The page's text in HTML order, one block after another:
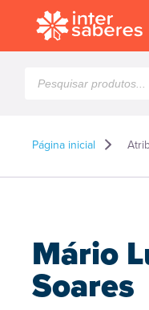
produtos
Página inicial
Mário
Soares